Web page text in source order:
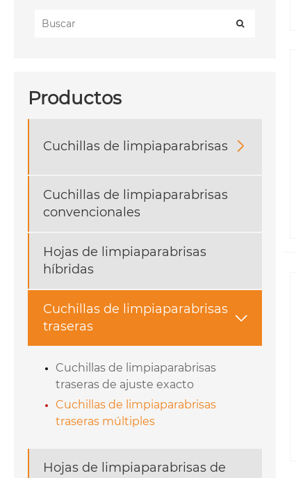
Productos
Cuchillas de limpiaparabrisas 
Cuchillas de limpiaparabrisas
convencionales
Hojas de limpiaparabrisas
híbridas
Cuchillas de limpiaparabrisas
traseras

Cuchillas de limpiaparabrisas
traseras de ajuste exacto
Cuchillas de limpiaparabrisas
traseras múltiples
Hojas de limpiaparabrisas de